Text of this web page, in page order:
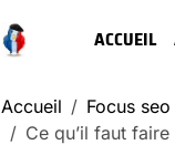
ACCUEIL
Accueil
Focus
Ce qu’il faut